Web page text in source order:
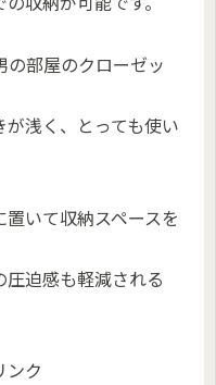
の部屋のクローゼッ
浅く、とっても使い
いて収納スペースを
迫感も軽減される
ンク